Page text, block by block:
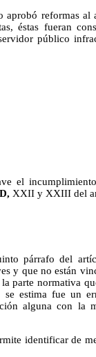
aprobó reformas
éstas fueran
público
el
XXII y XXIII del
párrafo del
y que no están
parte normativa
estima fue un
alguna con la
identificar de